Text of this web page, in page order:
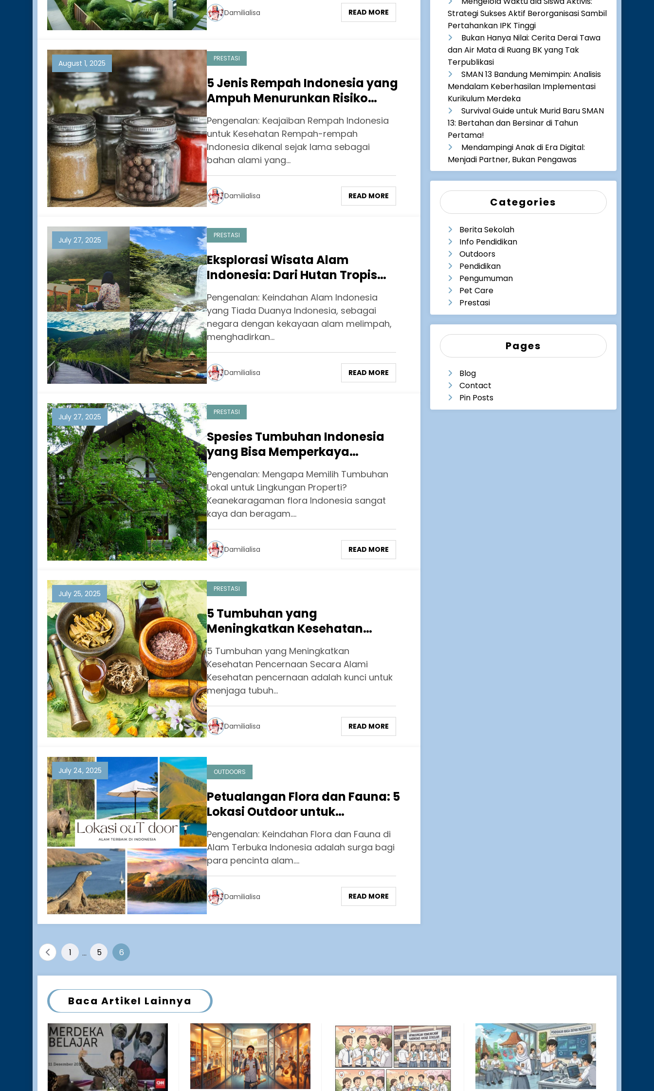
Damilialisa READ MORE
August 1, 2025
PRESTASI
5 Jenis Rempah Indonesia yang
Ampuh Menurunkan Risiko
Penyakit Kronis
Pengenalan: Keajaiban Rempah Indonesia
untuk Kesehatan Rempah-rempah
Indonesia dikenal sejak lama sebagai
bahan alami yang…
Damilialisa READ MORE
July 27, 2025
PRESTASI
Eksplorasi Wisata Alam
Indonesia: Dari Hutan Tropis
hingga Savana
Pengenalan: Keindahan Alam Indonesia
yang Tiada Duanya Indonesia, sebagai
negara dengan kekayaan alam melimpah,
menghadirkan…
Damilialisa READ MORE
July 27, 2025
PRESTASI
Spesies Tumbuhan Indonesia
yang Bisa Memperkaya
Lingkungan Properti Anda
Pengenalan: Mengapa Memilih Tumbuhan
Lokal untuk Lingkungan Properti?
Keanekaragaman flora Indonesia sangat
kaya dan beragam.…
Damilialisa READ MORE
July 25, 2025
PRESTASI
5 Tumbuhan yang
Meningkatkan Kesehatan
Pencernaan Secara Alami
5 Tumbuhan yang Meningkatkan
Kesehatan Pencernaan Secara Alami
Kesehatan pencernaan adalah kunci untuk
menjaga tubuh…
Damilialisa READ MORE
July 24, 2025 OUTDOORS
Petualangan Flora dan Fauna: 5
Lokasi Outdoor untuk
Menyaksikan Kehidupan Liar di
Alam
Pengenalan: Keindahan Flora dan Fauna di
Alam Terbuka Indonesia adalah surga bagi
para pencinta alam.…
Damilialisa READ MORE
Posts
pagination
1 … 5 6
Strategi Sukses Aktif Berorganisasi Sambil
Pertahankan IPK Tinggi
Bukan Hanya Nilai: Cerita Derai Tawa
dan Air Mata di Ruang BK yang Tak
Terpublikasi
SMAN 13 Bandung Memimpin: Analisis
Mendalam Keberhasilan Implementasi
Kurikulum Merdeka
Survival Guide untuk Murid Baru SMAN
13: Bertahan dan Bersinar di Tahun
Pertama!
Mendampingi Anak di Era Digital:
Menjadi Partner, Bukan Pengawas
Categories
Berita Sekolah
Info Pendidikan
Outdoors
Pendidikan
Pengumuman
Pet Care
Prestasi
Pages
Blog
Contact
Pin Posts
Baca Artikel Lainnya